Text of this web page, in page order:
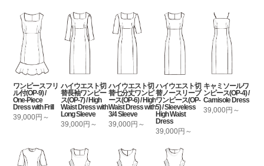
ワンピースフリ
ル付(OP-9) /
One-Piece
Dress with Frill
39,000円～
ハイウエスト切
替長袖ワンピー
ス(OP-7) / High
Waist Dress with
Long Sleeve
39,000円～
ハイウエスト切
替七分丈ワンピ
ース(OP-6) / High
Waist Dress with
3/4 Sleeve
39,000円～
ハイウエスト切
替ノースリーブ
ワンピース(OP-
5) / Sleeveless
High Waist
Dress
39,000円～
キャミソールワ
ンピース(OP-4) /
Camisole Dress
39,000円～